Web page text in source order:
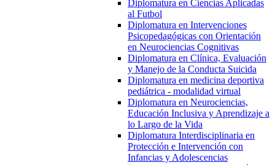
Diplomatura en Ciencias Aplicadas
al Futbol
Diplomatura en Intervenciones
Psicopedagógicas con Orientación
en Neurociencias Cognitivas
Diplomatura en Clínica, Evaluación
y Manejo de la Conducta Suicida
Diplomatura en medicina deportiva
pediátrica - modalidad virtual
Diplomatura en Neurociencias,
Educación Inclusiva y Aprendizaje a
lo Largo de la Vida
Diplomatura Interdisciplinaria en
Protección e Intervención con
Infancias y Adolescencias